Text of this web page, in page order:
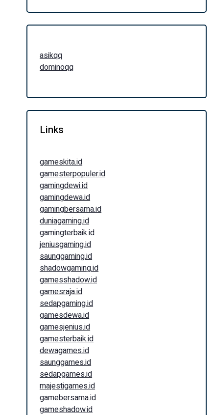
asikqq
dominoqq
Links
gameskita.id
gamesterpopuler.id
gamingdewi.id
gamingdewa.id
gamingbersama.id
duniagaming.id
gamingterbaik.id
jeniusgaming.id
saunggaming.id
shadowgaming.id
gamesshadow.id
gamesraja.id
sedapgaming.id
gamesdewa.id
gamesjenius.id
gamesterbaik.id
dewagames.id
saunggames.id
sedapgames.id
majestigames.id
gamebersama.id
gameshadow.id